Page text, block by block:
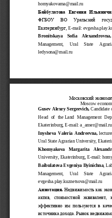
homyakovama@mail.ru
Байбулатова  Евгения
ФГБОУ   ВО
Уральский
Екатеринбург E-mail:
Bronitskaya    Sofia    Alexandrovna,
Management, Ural State
ledysona@mail.ru
Московский
Moscow
Gusev Alexey Sergeevich, Candidate
Head  of  the Land  Management
Ekaterinburg, E-mail: a_anser@mail.ru
Inysheva Valeria  Andreevna,
Ural State Agrarian University,
Khomyakova   Margarita
University, Ekaterinburg, E-mail:
Baibulatova Evgeniya Ilyinichna,
Management,
Ural State
evgesha.play.kuznetsova@mail.ru
Аннотация. Недвижимость как
актив,  стоимостной  эквивалент,
эффективно  им  пользуются  в
источника дохода. Рынок